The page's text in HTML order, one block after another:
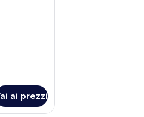
ai prezzi